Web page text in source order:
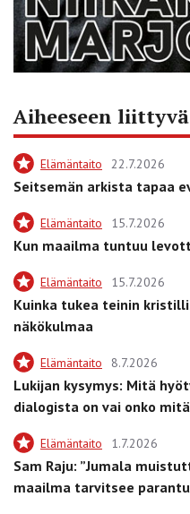
Aiheeseen
Elämäntaito 22.7.2026
Seitsemän arkista tapaa
Elämäntaito 15.7.2026
Kun maailma tuntuu
Elämäntaito 15.7.2026
Kuinka tukea teinin
näkökulmaa
Elämäntaito 8.7.2026
Lukijan kysymys: Mitä
dialogista on vai onko
Elämäntaito 1.7.2026
Sam Raju: ”Jumala
maailma tarvitsee